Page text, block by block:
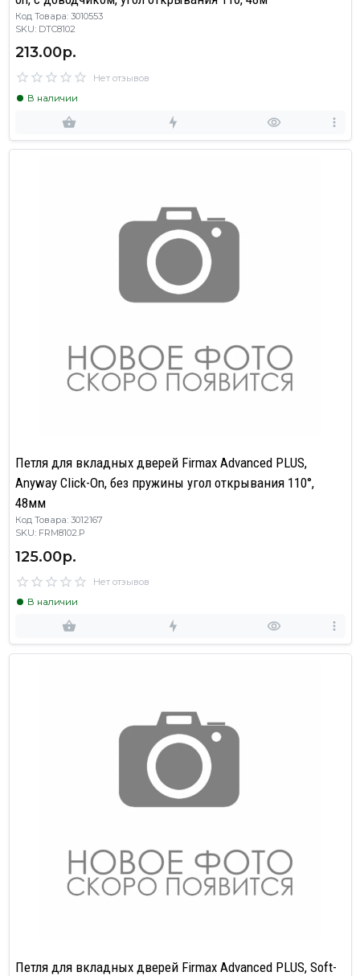
Код Товара: 3010553
SKU: DTC8102
213.00р.
Нет отзывов
В наличии
Петля для вкладных дверей Firmax Advanced PLUS,
Anyway Click-On, без пружины угол открывания 110°,
48мм
Код Товара: 3012167
SKU: FRM8102.P
125.00р.
Нет отзывов
В наличии
Петля для вкладных дверей Firmax Advanced PLUS, Soft-